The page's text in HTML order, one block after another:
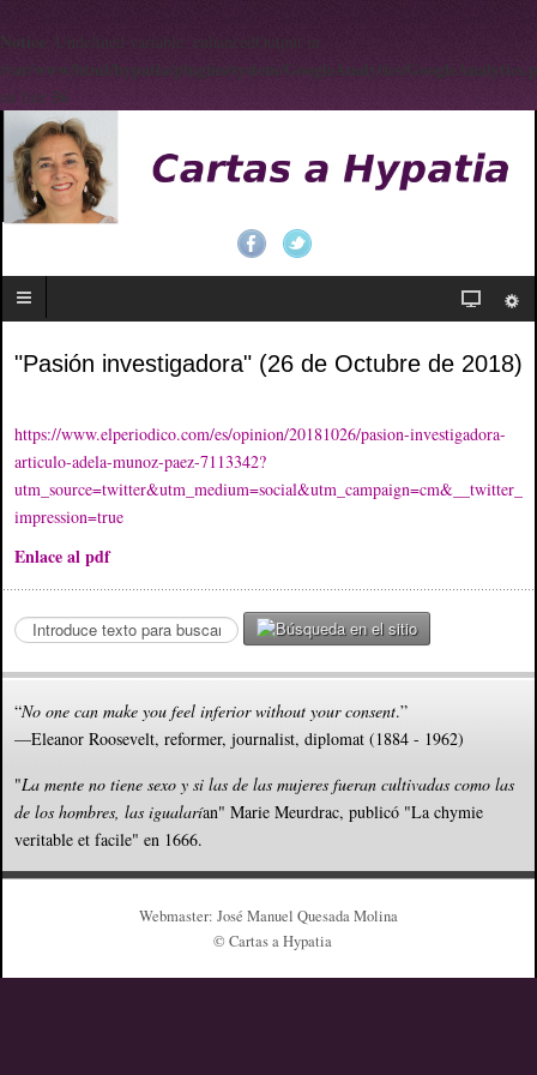
Notice : Undefined variable: enhancedOutput in
/var/www/html/hypatia/plugins/system/GoogleAnalytics/
on line 56
"Pasión investigadora" (26 de Octubre de 2018)
https://www.elperiodico.com/es/opinion/20181026/pasion-investigadora-
articulo-adela-munoz-paez-7113342?
utm_source=twitter&utm_medium=social&utm_campaign=cm&__twitter_
impression=true
Enlace al pdf
S
e
a
h
.
“No one can make you feel inferior without your consent.”
—Eleanor Roosevelt, reformer, journalist, diplomat (1884 - 1962)
"La mente no tiene sexo y si las de las mujeres fueran cultivadas como las
de los hombres, las igualarían" Marie Meurdrac, publicó "La chymie
veritable et facile" en 1666.
Webmaster: José Manuel Quesada Molina
© Cartas a Hypatia